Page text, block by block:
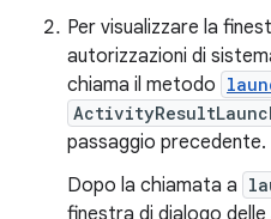
Per visualizzare la
autorizzazioni di
chiama il metodo
passaggio precedente.
Dopo la chiamata a